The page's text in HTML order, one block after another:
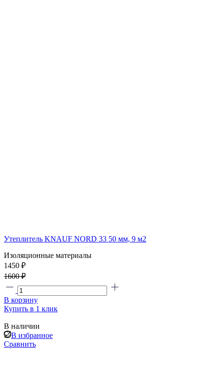
Утеплитель KNAUF NORD 33 50 мм, 9 м2
Изоляционные материалы
1450 ₽
1600 ₽
В корзину
Купить в 1 клик
В наличии
В избранное
Сравнить